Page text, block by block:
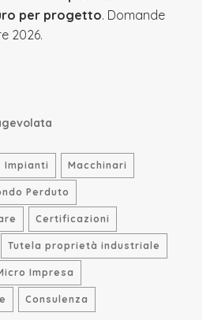
per progetto. Domande
2026.
Impianti Macchinari
Perduto
Certificazioni
Tutela proprietà industriale
Impresa
Consulenza